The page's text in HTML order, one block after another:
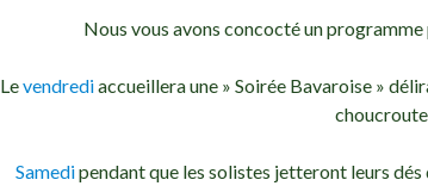
Nous vous avons concocté un
Levendrediaccueillera une » Soirée Bavaroise »
choucroute.
Samedipendant que les solistes jetteront leurs